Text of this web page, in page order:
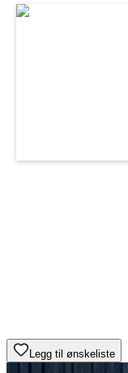
Legg til ønskeliste